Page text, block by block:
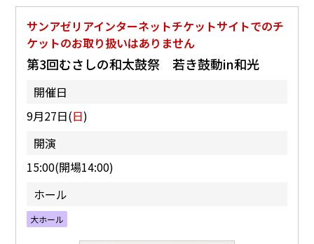
サンアゼリアインターネットチケットサイトでのチ
ケットのお取り扱いはありません
第3回むさしの和太鼓祭 若き鼓動in和光
開催日
9月27日(日)
開演
15:00(開場14:00)
ホール
大ホール